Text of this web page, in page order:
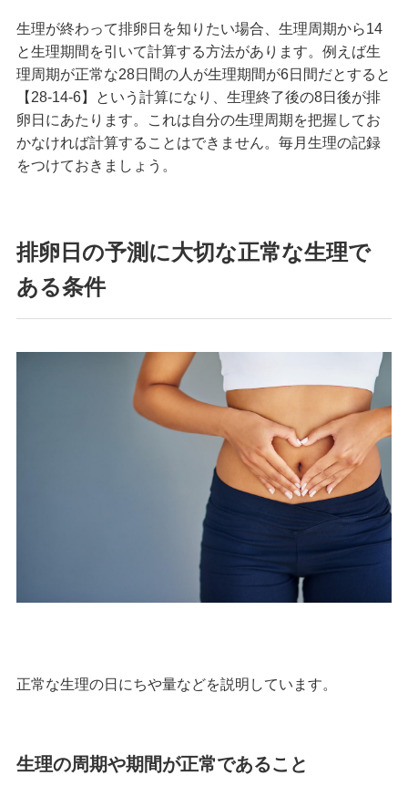
生理が終わって排卵日を知りたい場合、生理周期から14
と生理期間を引いて計算する方法があります。例えば生
理周期が正常な28日間の人が生理期間が6日間だとすると
【28-14-6】という計算になり、生理終了後の8日後が排
卵日にあたります。これは自分の生理周期を把握してお
かなければ計算することはできません。毎月生理の記録
をつけておきましょう。
排卵日の予測に大切な正常な生理で
ある条件
正常な生理の日にちや量などを説明しています。
生理の周期や期間が正常であること